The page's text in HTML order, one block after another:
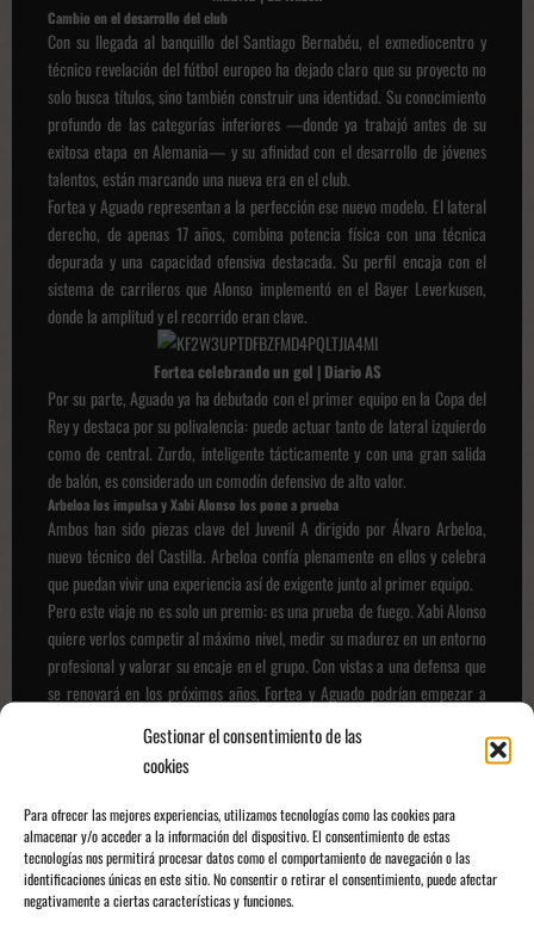
Gestionar el consentimiento de las
cookies
Para ofrecer las mejores experiencias, utilizamos tecnologías como las cookies para
almacenar y/o acceder a la información del dispositivo. El consentimiento de estas
tecnologías nos permitirá procesar datos como el comportamiento de navegación o las
identificaciones únicas en este sitio. No consentir o retirar el consentimiento, puede afectar
negativamente a ciertas características y funciones.
Cambio en el desarrollo del club
Con su llegada al banquillo del Santiago Bernabéu, el exmediocentro y
técnico revelación del fútbol europeo ha dejado claro que su proyecto no
solo busca títulos, sino también construir una identidad. Su conocimiento
profundo de las categorías inferiores —donde ya trabajó antes de su
exitosa etapa en Alemania— y su afinidad con el desarrollo de jóvenes
talentos, están marcando una nueva era en el club.
Fortea y Aguado representan a la perfección ese nuevo modelo. El lateral
derecho, de apenas 17 años, combina potencia física con una técnica
depurada y una capacidad ofensiva destacada. Su perfil encaja con el
sistema de carrileros que Alonso implementó en el Bayer Leverkusen,
donde la amplitud y el recorrido eran clave.
Fortea celebrando un gol | Diario AS
Por su parte, Aguado ya ha debutado con el primer equipo en la Copa del
Rey y destaca por su polivalencia: puede actuar tanto de lateral izquierdo
como de central. Zurdo, inteligente tácticamente y con una gran salida
de balón, es considerado un comodín defensivo de alto valor.
Arbeloa los impulsa y Xabi Alonso los pone a prueba
Ambos han sido piezas clave del Juvenil A dirigido por Álvaro Arbeloa,
nuevo técnico del Castilla. Arbeloa confía plenamente en ellos y celebra
que puedan vivir una experiencia así de exigente junto al primer equipo.
Pero este viaje no es solo un premio: es una prueba de fuego. Xabi Alonso
quiere verlos competir al máximo nivel, medir su madurez en un entorno
profesional y valorar su encaje en el grupo. Con vistas a una defensa que
se renovará en los próximos años, Fortea y Aguado podrían empezar a
La apuesta de Alonso es clara: talento joven, ADN blanco y trabajo desde
dentro. Porque en el Madrid, la identidad también se construye en casa.